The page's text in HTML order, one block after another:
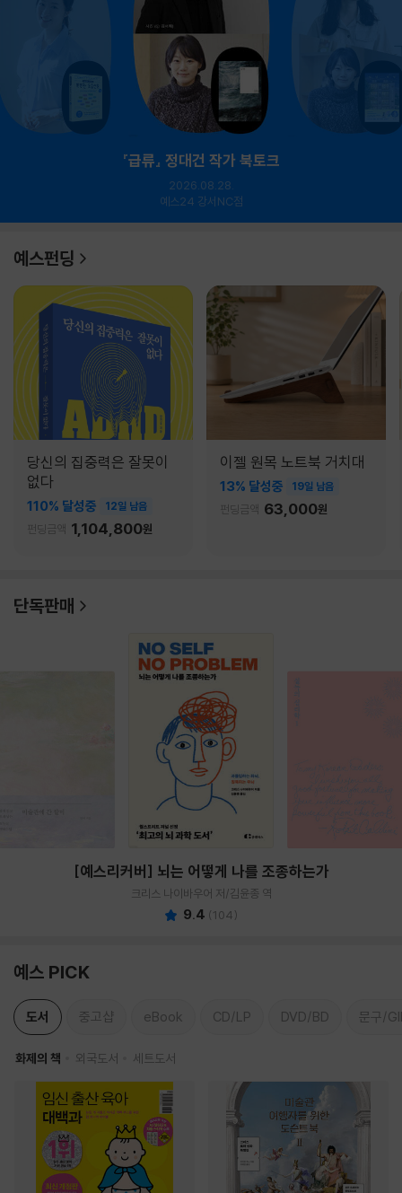
『급류』 정대건 작가 북토크
2026.08.28.
예스24 강서NC점
예스펀딩
당신의 집중력은 잘못이
없다
110% 달성중 12일 남음
펀딩금액 1,104,800원
이젤 원목 노트북 거치대
13% 달성중 19일 남음
펀딩금액 63,000원
단독판매
[예스리커버] 뇌는 어떻게 나를 조종하는가
크리스 나이바우어 저/김윤종 역
9.4 (104)
예스 PICK
도서 중고샵 eBook CD/LP DVD/BD 문구/
화제의 책 외국도서 세트도서